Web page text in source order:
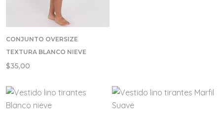
CONJUNTO OVERSIZE
TEXTURA BLANCO NIEVE
$35,00